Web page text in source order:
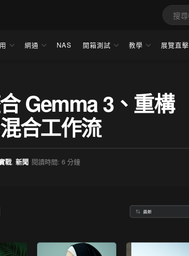
網通 NAS 開箱測試 教學 展覽直擊
Gemma 3、重構
合工作流
戰, 新聞 閱讀時間: 6 分鐘